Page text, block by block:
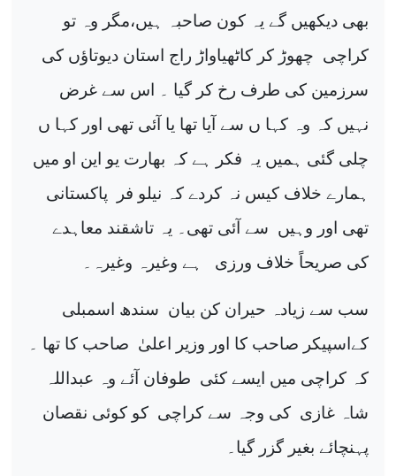
بھی دیکھیں گے یہ کون صاحبہ ہیں،مگر وہ تو
کراچی چھوڑ کر کاٹھیاواڑ راج استان دیوتاؤں کی
سرزمین کی طرف رخ کر گیا ۔ اس سے غرض
نہیں کہ وہ کہا ں سے آیا تھا یا آئی تھی اور کہا ں
چلی گئی ہمیں یہ فکر ہے کہ بھارت یو این او میں
ہمارے خلاف کیس نہ کردے کہ نیلو فر
پاکستانی
تھی اور وہیں سے آئی تھی۔ یہ تاشقند معاہدے
کی صریحاً خلاف ورزی
ہے وغیرہ وغیرہ۔
سب سے زیادہ حیران کن بیان سندھ اسمبلی
کےاسپیکر صاحب کا اور وزیر اعلیٰ صاحب کا تھا ۔
کہ کراچی میں ایسے کئی طوفان آئے وہ عبداللہ
شاہ غازی کی وجہ سے کراچی کو کوئی نقصان
پہنچائے بغیر گزر گیا۔